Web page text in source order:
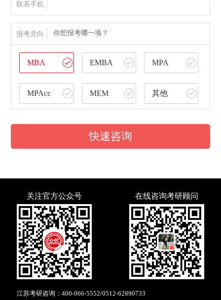
联系手机
报考意向 你想报考哪一项？
MBA EMBA MPA
MPAcc MEM 其他
快速咨询
关注官方公众号 在线咨询考研顾问
江苏考研咨询： 400-066-5552/0512-62890733